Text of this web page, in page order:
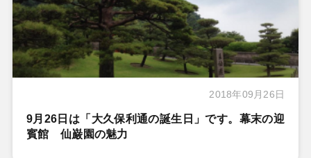
2018年09月26日
9月26日は「大久保利通の誕生日」です。幕末の迎
賓館 仙巌園の魅力